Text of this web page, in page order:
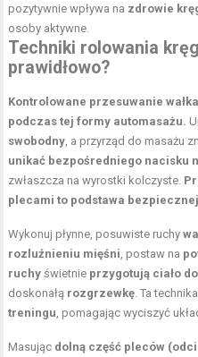
pozytywnie wpływa na zdrowie
osoby aktywne
Techniki rolowania
prawidłowo?
Kontrolowane przesuwanie
podczas tej formy automasażu.
swobodny , a przyrząd do masażu
unikać bezpośredniego nacisku
zwłaszcza na wyrostki kolczyste.
plecami to podstawa
Wykonuj płynne, posuwiste ruchy
rozluźnieniu mięśni , postaw na
ruchy świetnie przygotują ciało
doskonałą rozgrzewkę . Ta
treningu , pomagając wyciszyć
Masując dolną część pleców